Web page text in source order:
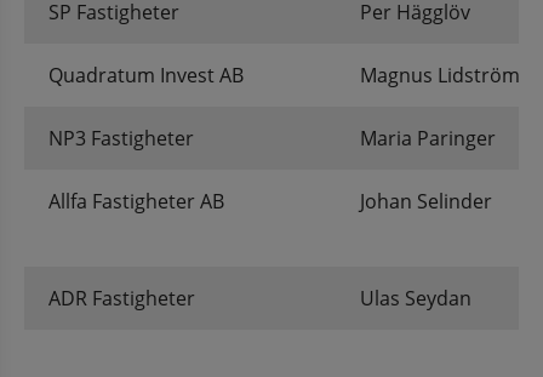
SP Fastigheter Per Hägglöv
Quadratum Invest AB Magnus Lidström
NP3 Fastigheter Maria Paringer
Allfa Fastigheter AB Johan Selinder
ADR Fastigheter Ulas Seydan